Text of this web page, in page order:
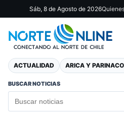
Sáb, 8 de Agosto de 2026
ACTUALIDAD ARICA Y
BUSCAR NOTICIAS